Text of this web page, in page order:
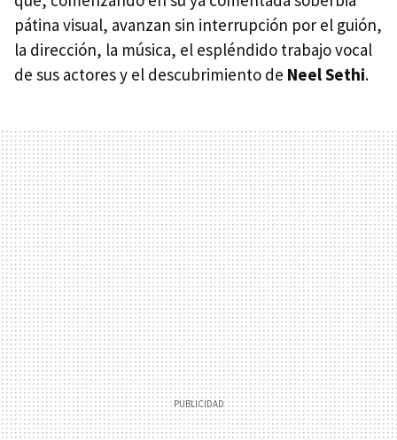
pátina visual, avanzan sin interrupción por el guión,
la dirección, la música, el espléndido trabajo vocal
de sus actores y el descubrimiento de Neel Sethi.